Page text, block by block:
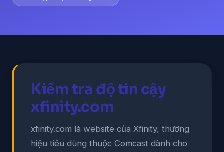
Kiểm tra độ tin cậy
xfinity.com
xfinity.com là website của Xfinity, thương
hiệu tiêu dùng thuộc Comcast dành cho